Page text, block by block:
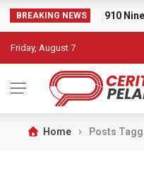
BREAKING NEWS 910
Friday, August 7
Home › Posts